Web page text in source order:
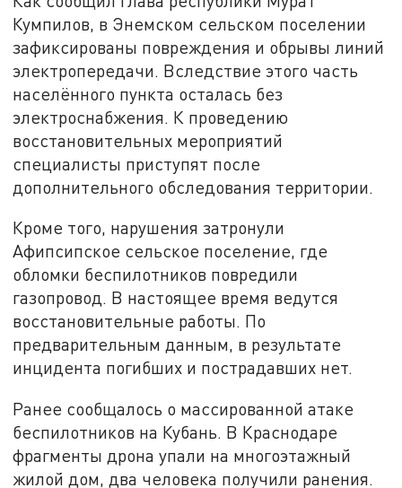
Кумпилов, в Энемском сельском поселении
зафиксированы повреждения и обрывы линий
электропередачи. Вследствие этого часть
населённого пункта осталась без
электроснабжения. К проведению
восстановительных мероприятий
специалисты приступят после
дополнительного обследования территории.
Кроме того, нарушения затронули
Афипсипское сельское поселение, где
обломки беспилотников повредили
газопровод. В настоящее время ведутся
восстановительные работы. По
предварительным данным, в результате
инцидента погибших и пострадавших нет.
Ранее сообщалось о массированной атаке
беспилотников на Кубань. В Краснодаре
фрагменты дрона упали на многоэтажный
жилой дом, два человека получили ранения.